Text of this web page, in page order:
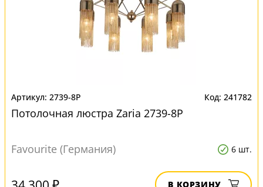
2739-8P 241782
Потолочная люстра Zaria 2739-8P
Favourite (Германия) 6 шт.
В КОРЗИНУ